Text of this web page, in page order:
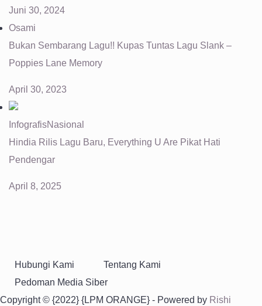
Juni 30, 2024
Osami
Bukan Sembarang Lagu!! Kupas Tuntas Lagu Slank –
Poppies Lane Memory
April 30, 2023
InfografisNasional
Hindia Rilis Lagu Baru, Everything U Are Pikat Hati
Pendengar
April 8, 2025
Hubungi Kami
Tentang Kami
Pedoman Media Siber
Copyright © {2022} {LPM ORANGE} - Powered by Rishi